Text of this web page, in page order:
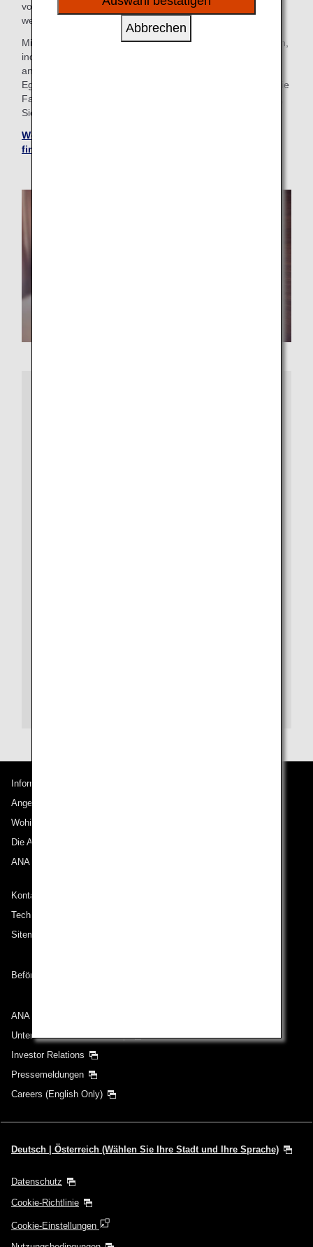
vornehmen, der Ihnen Zugang zu etwa 1.000.000 Hotels
weltweit bietet.
Mit diesem Service können Sie Meilen sammeln und nutzen,
indem Sie sich einfach bei Ihrem ANA Mileage Club-Konto
anmelden und das am besten geeignete Hotel auswählen.
Egal, ob Sie auf der Suche nach einem Hotel mit Pool für die
Familie sind oder einen Ort für Ihre Geschäftsreise suchen,
Sie finden das perfekte „Zuhause fern von zu Hause“.
Weitere Hotels über den ANA WORLD HOTEL-Service
finden
Informationen zu ANA
Angebote und Ankündigungen
Wohin wir reisen
Die ANA Experience
ANA Mileage Club
Kontakt zu ANA
Technische Hilfe (Barrierefreiheit)
Sitemap
Beförderungsbedingungen
ANA Group
Unternehmen der ANA Group
Investor Relations
Pressemeldungen
Careers (English Only)
Deutsch | Österreich (Wählen Sie Ihre Stadt und Ihre Sprache)
Datenschutz
Cookie-Richtlinie
Cookie-Einstellungen
Abbrechen